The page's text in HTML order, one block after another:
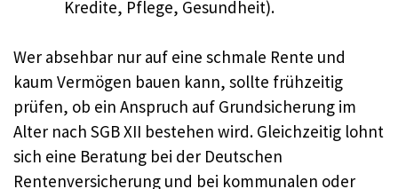
Kredite, Pflege, Gesundheit).
Wer absehbar nur auf eine schmale Rente und
kaum Vermögen bauen kann, sollte frühzeitig
prüfen, ob ein Anspruch auf Grundsicherung im
Alter nach SGB XII bestehen wird. Gleichzeitig lohnt
sich eine Beratung bei der Deutschen
Rentenversicherung und bei kommunalen oder